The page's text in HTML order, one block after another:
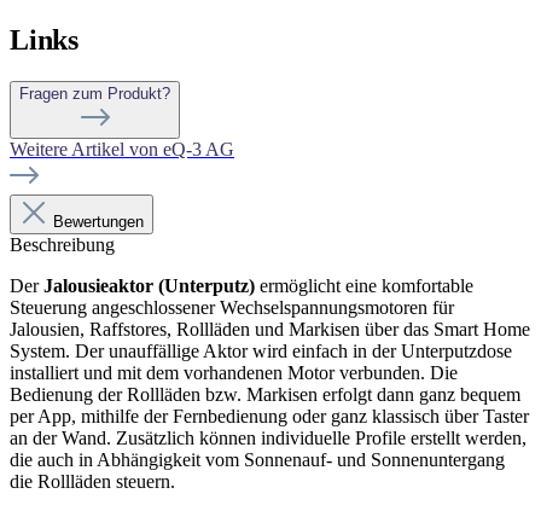
Links
Fragen zum Produkt?
Weitere Artikel von eQ-3 AG
Bewertungen
Beschreibung
DerJalousieaktor (Unterputz) ermöglicht eine komfortable
Steuerung angeschlossener Wechselspannungsmotoren für
Jalousien, Raffstores, Rollläden und Markisen über das Smart Home
System. Der unauffällige Aktor wird einfach in der Unterputzdose
installiert und mit dem vorhandenen Motor verbunden. Die
Bedienung der Rollläden bzw. Markisen erfolgt dann ganz bequem
per App, mithilfe der Fernbedienung oder ganz klassisch über Taster
an der Wand. Zusätzlich können individuelle Profile erstellt werden,
die auch in Abhängigkeit vom Sonnenauf- und Sonnenuntergang
die Rollläden steuern.